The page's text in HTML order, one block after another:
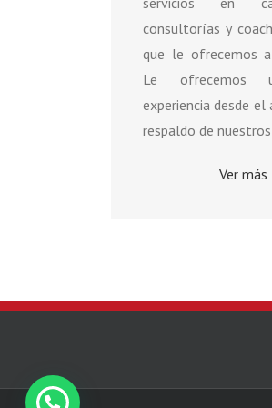
consultorías y
que le ofrecemos
Le ofrecemos
experiencia desde
respaldo de
Ver más